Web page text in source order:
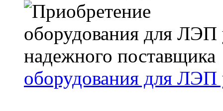
оборудования для ЛЭП